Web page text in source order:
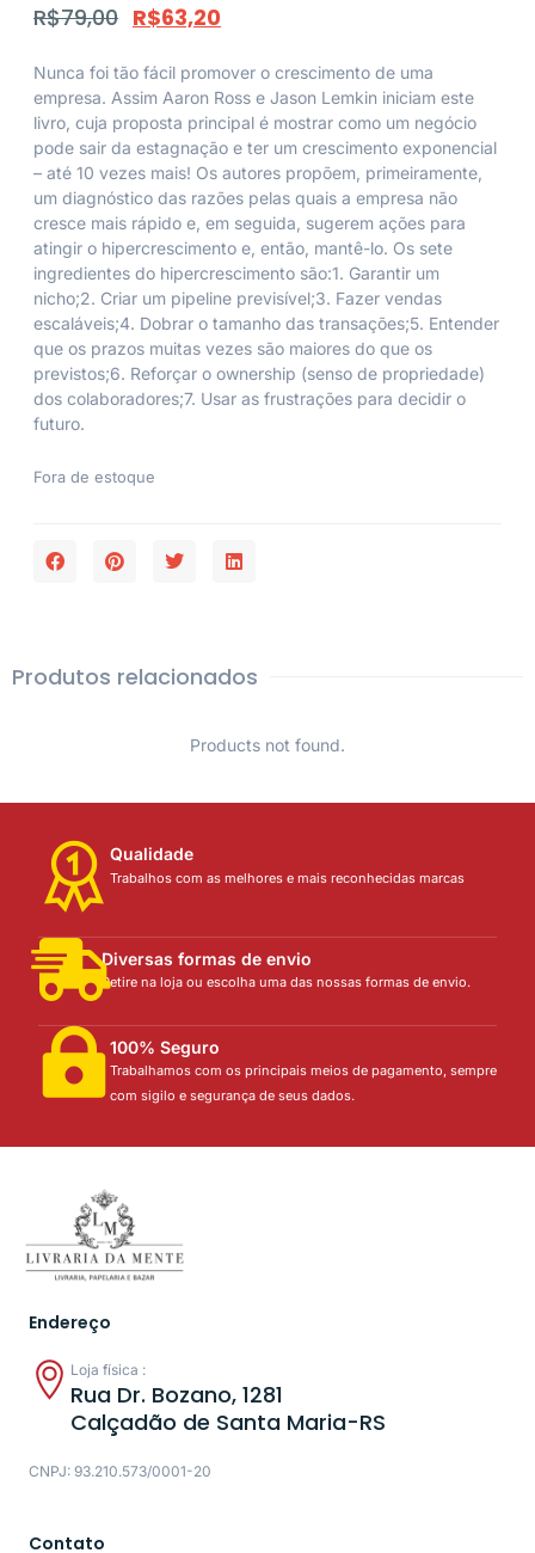
R$79,00 R$63,20
Nunca foi tão fácil promover o crescimento de uma
empresa. Assim Aaron Ross e Jason Lemkin iniciam este
livro, cuja proposta principal é mostrar como um negócio
pode sair da estagnação e ter um crescimento exponencial
– até 10 vezes mais! Os autores propõem, primeiramente,
um diagnóstico das razões pelas quais a empresa não
cresce mais rápido e, em seguida, sugerem ações para
atingir o hipercrescimento e, então, mantê-lo. Os sete
ingredientes do hipercrescimento são:1. Garantir um
nicho;2. Criar um pipeline previsível;3. Fazer vendas
escaláveis;4. Dobrar o tamanho das transações;5. Entender
que os prazos muitas vezes são maiores do que os
previstos;6. Reforçar o ownership (senso de propriedade)
dos colaboradores;7. Usar as frustrações para decidir o
futuro.
Fora de estoque
Produtos relacionados
Products not found.
Qualidade
Trabalhos com as melhores e mais reconhecidas marcas
Diversas formas de envio
Retire na loja ou escolha uma das nossas formas de envio.
100% Seguro
Trabalhamos com os principais meios de pagamento, sempre
com sigilo e segurança de seus dados.
Endereço
Loja física :
Rua Dr. Bozano, 1281
Calçadão de Santa Maria-RS
CNPJ: 93.210.573/0001-20
Contato